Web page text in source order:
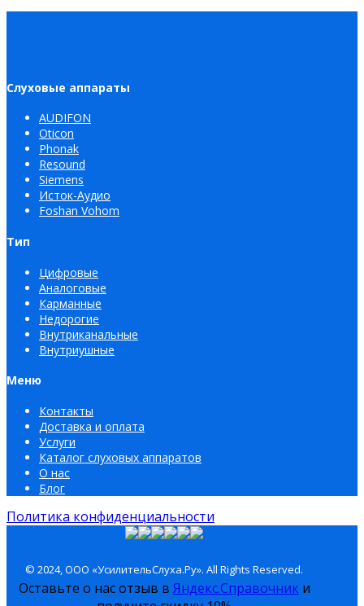
Слуховые аппараты
AUDIFON
Oticon
Phonak
Resound
Siemens
Исток-Аудио
Foshan Vohom
Тип
Цифровые
Аналоговые
Карманные
Недорогие
Внутриканальные
Внутриушные
Меню
Контакты
Доставка и оплата
Услуги
Каталог слуховых аппаратов
О нас
Блог
Политика конфиденциальности
© 2024, ООО «УсилительСлуха.Ру». All Rights Reserved.
Оставьте о нас отзыв в Яндекс.Справочник и